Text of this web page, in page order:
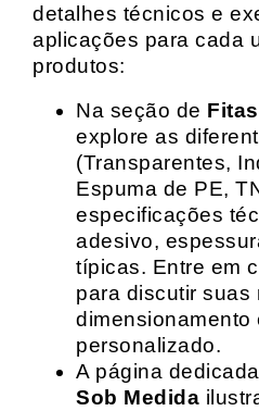
detalhes técnicos e
aplicações para cada
produtos:
Na seção de
explore as
(Transparentes,
Espuma de PE,
especificações
adesivo,
típicas. Entre em
para discutir suas
dimensionamento
personalizado.
A página
Sob Medida